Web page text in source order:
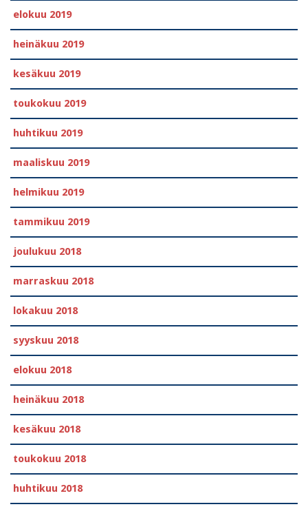
elokuu 2019
heinäkuu 2019
kesäkuu 2019
toukokuu 2019
huhtikuu 2019
maaliskuu 2019
helmikuu 2019
tammikuu 2019
joulukuu 2018
marraskuu 2018
lokakuu 2018
syyskuu 2018
elokuu 2018
heinäkuu 2018
kesäkuu 2018
toukokuu 2018
huhtikuu 2018